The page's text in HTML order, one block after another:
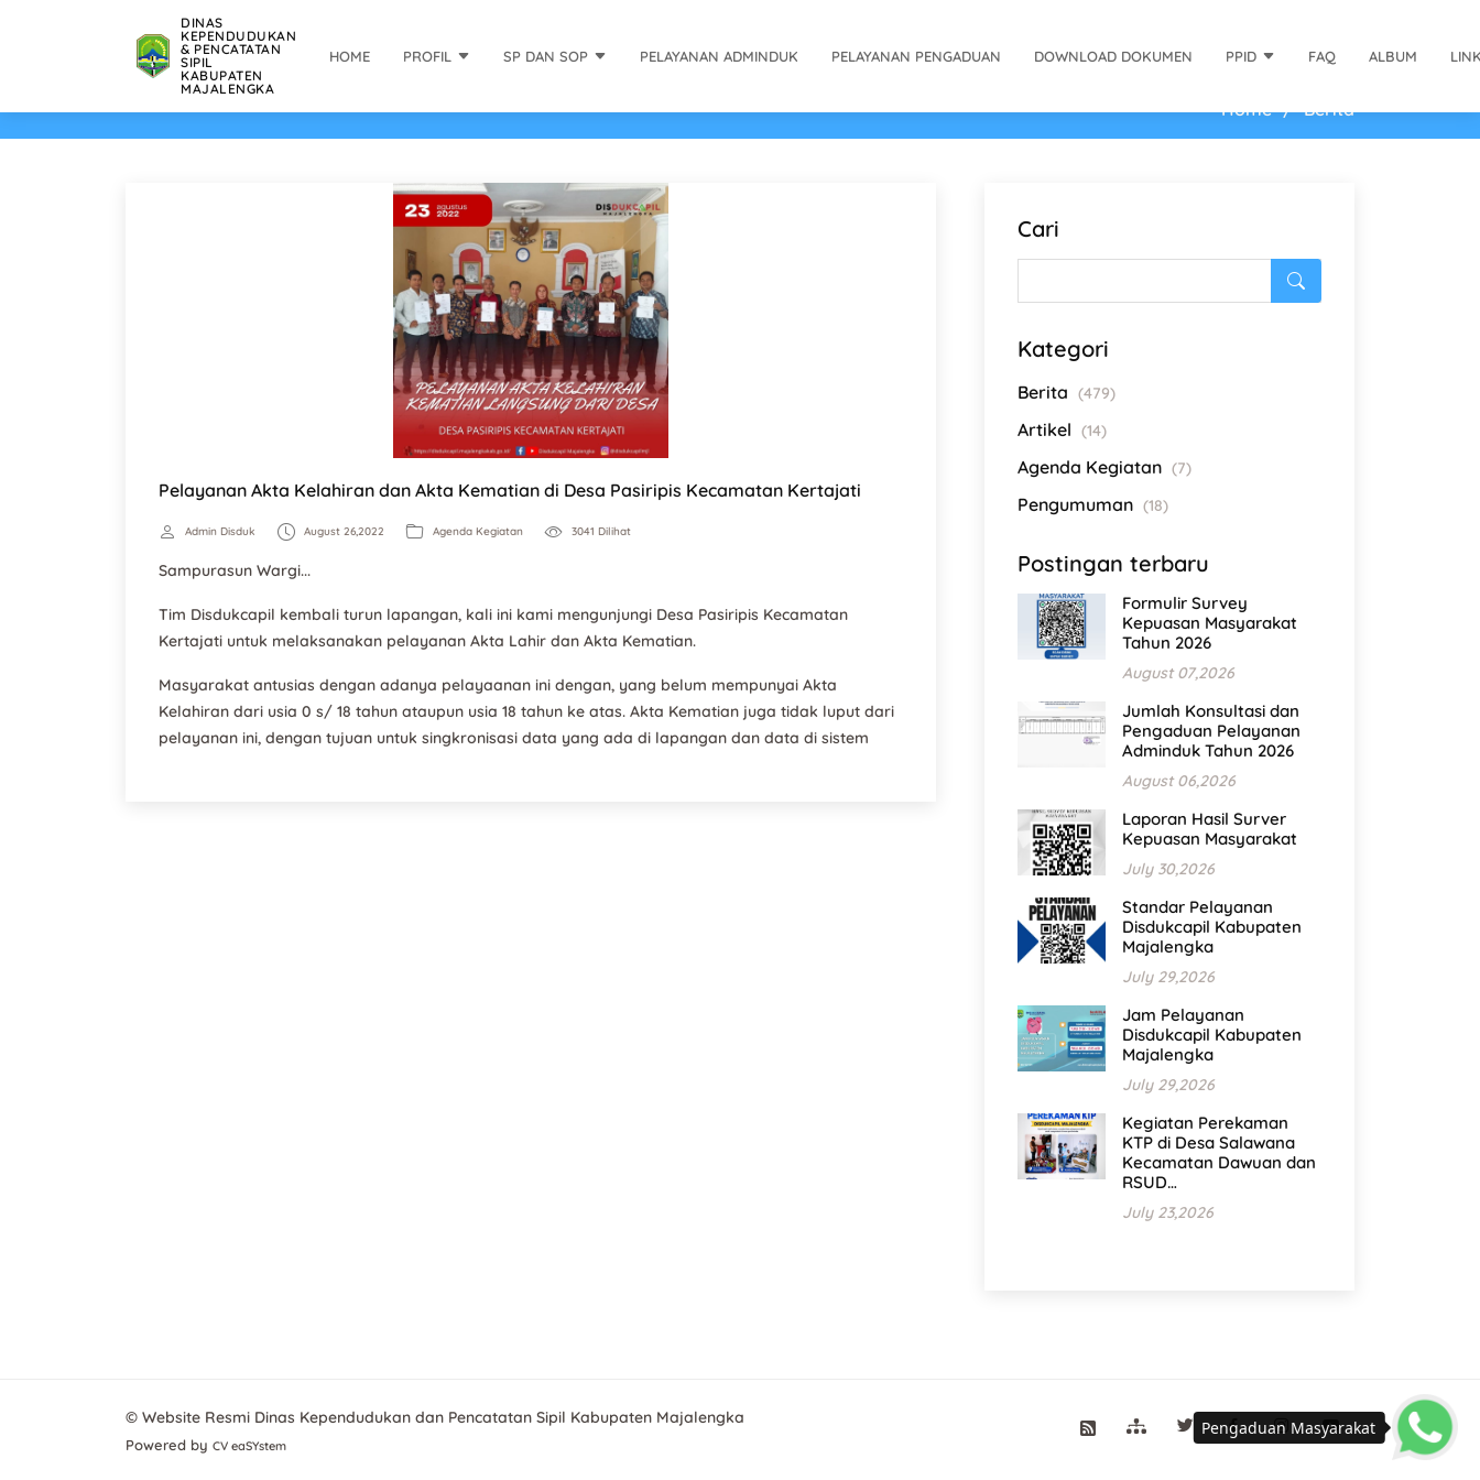
DINAS
KEPENDUDUKAN
& PENCATATAN
SIPIL
KABUPATEN
MAJALENGKA
HOME PROFIL SP DAN SOP PELAYANAN ADMINDUK PELAYANAN PENGADUAN DOWNLOAD DOKUMEN PPID FAQ ALBUM
Home Berita
Pelayanan Akta Kelahiran dan Akta Kematian di Desa Pasiripis Kecamatan Kertajati
Admin Disduk August 26,2022 Agenda Kegiatan 3041 Dilihat
Sampurasun Wargi...
Tim Disdukcapil kembali turun lapangan, kali ini kami mengunjungi Desa Pasiripis Kecamatan
Kertajati untuk melaksanakan pelayanan Akta Lahir dan Akta Kematian.
Masyarakat antusias dengan adanya pelayaanan ini dengan, yang belum mempunyai Akta
Kelahiran dari usia 0 s/ 18 tahun ataupun usia 18 tahun ke atas. Akta Kematian juga tidak luput dari
pelayanan ini, dengan tujuan untuk singkronisasi data yang ada di lapangan dan data di sistem
Cari
Kategori
Berita (479)
Artikel (14)
Agenda Kegiatan (7)
Pengumuman (18)
Postingan terbaru
Formulir Survey
Kepuasan Masyarakat
Tahun 2026
August 07,2026
Jumlah Konsultasi dan
Pengaduan Pelayanan
Adminduk Tahun 2026
August 06,2026
Laporan Hasil Surver
Kepuasan Masyarakat
July 30,2026
Standar Pelayanan
Disdukcapil Kabupaten
Majalengka
July 29,2026
Jam Pelayanan
Disdukcapil Kabupaten
Majalengka
July 29,2026
Kegiatan Perekaman
KTP di Desa Salawana
Kecamatan Dawuan dan
RSUD…
July 23,2026
© Website Resmi Dinas Kependudukan dan Pencatatan Sipil Kabupaten Majalengka
Powered by CV eaSYstem
Pengaduan Masyarakat